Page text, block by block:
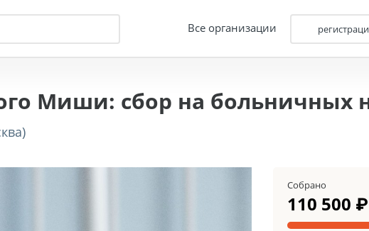
Все организации
Миши: сбор на больничных
Собрано
110 500 ₽